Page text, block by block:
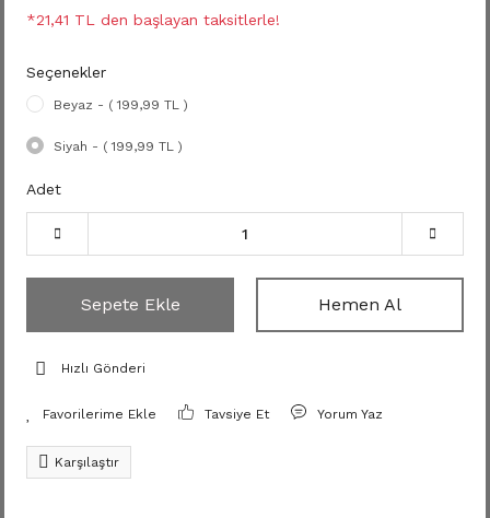
*21,41 TL den başlayan taksitlerle!
Seçenekler
Beyaz - ( 199,99 TL )
Siyah - ( 199,99 TL )
Adet
Sepete Ekle Hemen Al
Hızlı Gönderi
Tavsiye Et Yorum Yaz
Karşılaştır